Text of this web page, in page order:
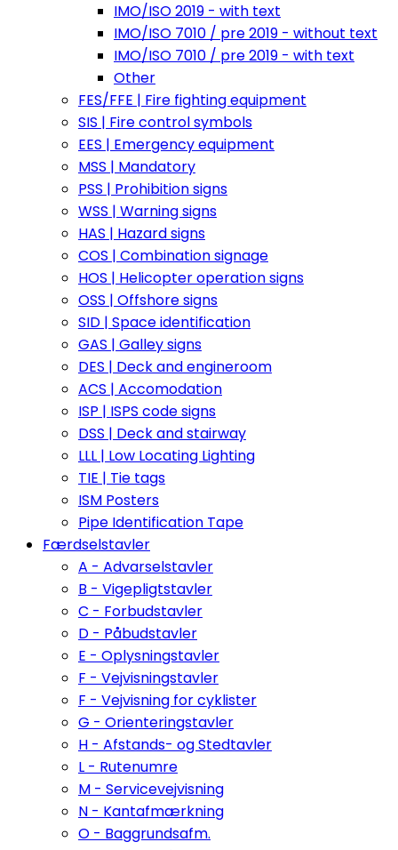
IMO/ISO 2019 - with text
IMO/ISO 7010 / pre 2019 - without text
IMO/ISO 7010 / pre 2019 - with text
Other
FES/FFE | Fire fighting equipment
SIS | Fire control symbols
EES | Emergency equipment
MSS | Mandatory
PSS | Prohibition signs
WSS | Warning signs
HAS | Hazard signs
COS | Combination signage
HOS | Helicopter operation signs
OSS | Offshore signs
SID | Space identification
GAS | Galley signs
DES | Deck and engineroom
ACS | Accomodation
ISP | ISPS code signs
DSS | Deck and stairway
LLL | Low Locating Lighting
TIE | Tie tags
ISM Posters
Pipe Identification Tape
Færdselstavler
A - Advarselstavler
B - Vigepligtstavler
C - Forbudstavler
D - Påbudstavler
E - Oplysningstavler
F - Vejvisningstavler
F - Vejvisning for cyklister
G - Orienteringstavler
H - Afstands- og Stedtavler
L - Rutenumre
M - Servicevejvisning
N - Kantafmærkning
O - Baggrundsafm.